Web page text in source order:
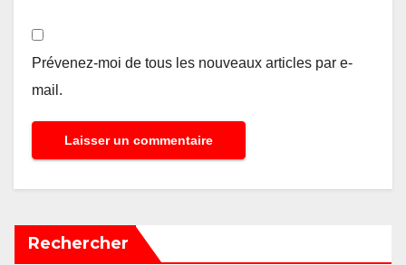
Prévenez-moi de tous les nouveaux articles par e-
mail.
Rechercher